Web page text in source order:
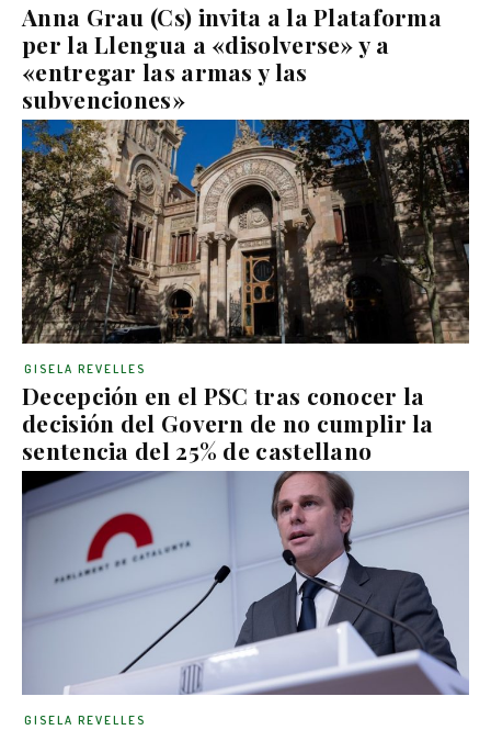
Anna Grau (Cs) invita a la Plataforma
per la Llengua a «disolverse» y a
«entregar las armas y las
subvenciones»
Decepción en el PSC tras conocer la
decisión del Govern de no cumplir la
sentencia del 25% de castellano
GISELA REVELLES
GISELA REVELLES